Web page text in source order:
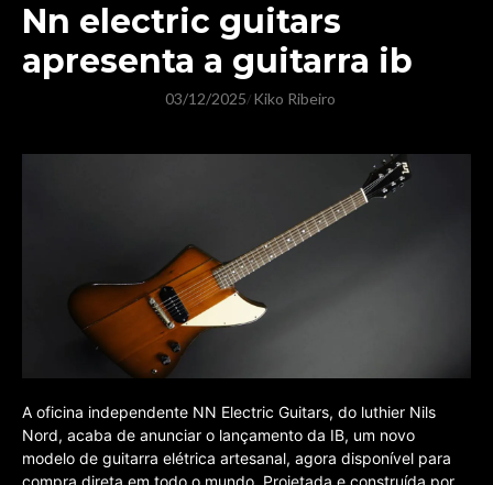
Nn electric guitars
apresenta a guitarra ib
03/12/2025/ Kiko Ribeiro
A oficina independente NN Electric Guitars, do luthier Nils
Nord, acaba de anunciar o lançamento da IB, um novo
modelo de guitarra elétrica artesanal, agora disponível para
compra direta em todo o mundo. Projetada e construída por